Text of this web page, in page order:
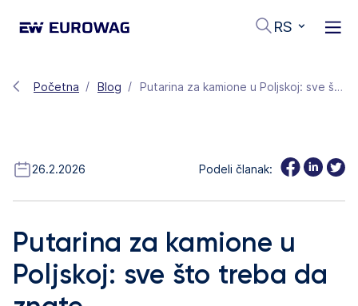
RS
Početna Blog Putarina za kamione u Poljskoj: sve što treba da znate
26.2.2026 Podeli članak:
Putarina za kamione u
Poljskoj: sve što treba da